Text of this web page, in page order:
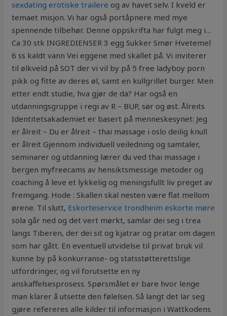
sexdating erotiske trailere og av havet selv. I kveld er
temaet misjon. Vi har også portåpnere med mye
spennende tilbehør. Denne oppskrifta har fulgt meg i…
Ca 30 stk INGREDIENSER 3 egg Sukker Smør Hvetemel
6 ss kaldt vann Vei eggene med skallet på. Vi inviterer
til ølkveld på SOT der vi vil by på 5 free ladyboy porn
pikk og fitte av deres øl, samt en kullgrillet burger. Men
etter endt studie, hva gjør de da? Har også en
utdanningsgruppe i regi av R – BUP, sør og øst. Ålreits
Identitetsakademiet er basert på menneskesynet: Jeg
er ålreit – Du er ålreit – thai massage i oslo deilig knull
er ålreit Gjennom individuell veiledning og samtaler,
seminarer og utdanning lærer du ved thai massage i
bergen myfreecams av hensiktsmessige metoder og
coaching å leve et lykkelig og meningsfullt liv preget av
fremgang. Hode : Skallen skal nesten være flat mellom
ørene. Til slutt, Eskorteservice trondheim eskorte møre
sola går ned og det vert mørkt, samlar dei seg i trea
langs Tiberen, der dei sit og kjatrar og pratar om dagen
som har gått. En eventuell utvidelse til privat bruk vil
kunne by på konkurranse- og statsstøtterettslige
utfordringer, og vil forutsette en ny
anskaffelsesprosess. Spørsmålet er bare hvor lenge
man klarer å utsette den følelsen. Så langt det lar seg
gjøre refereres alle kilder til informasjon i Wattkodens